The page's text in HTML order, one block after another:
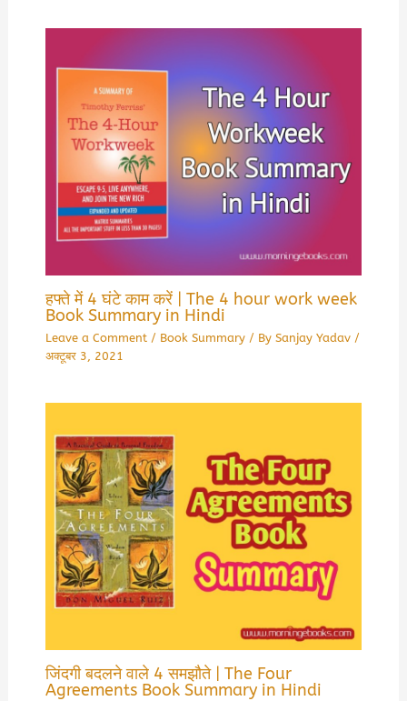
हफ्ते में 4 घंटे काम करें | The 4 hour work week
Book Summary in Hindi
Leave a Comment / Book Summary/ By Sanjay Yadav /
अक्टूबर 3, 2021
जिंदगी बदलने वाले 4 समझौते | The Four
Agreements Book Summary in Hindi